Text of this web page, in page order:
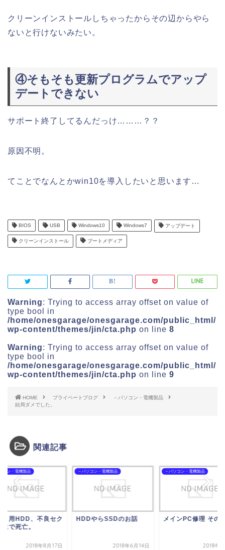
クリーンインストールしちゃったからその辺からやら
ないと行けないみたい。
④そもそも更新プログラムでアップ
デートできない
サポート終了してるんだっけ………？？
原因不明。
てことでなんとかwin10を導入したいと思います…
BIOS USB Windows10 Windows7 アップデート
クリーンインストール ブートメディア
Warning: Trying to access array offset on value of
type bool in
/home/onesgarage/onesgarage.com/public_html/
wp-content/themes/jin/cta.php on line 8
Warning: Trying to access array offset on value of
type bool in
/home/onesgarage/onesgarage.com/public_html/
wp-content/themes/jin/cta.php on line 9
HOME プライベートブログ
－パソコン・電機製品
結局ダメでした。
関連記事
コン・電機製品
タ用HDD、不良セク
で死亡。
2018年8月17日
－パソコン・電機製品
HDDやらSSDのお話
2018年6月14日
－パソコン・電機製品
メインPC修理 その2
2018年6